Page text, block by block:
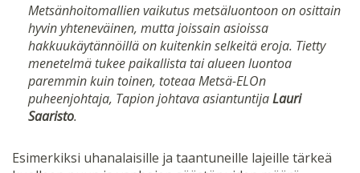
Metsänhoitomallien vaikutus metsäluontoon on osittain
hyvin yhteneväinen, mutta joissain asioissa
hakkuukäytännöillä on kuitenkin selkeitä eroja. Tietty
menetelmä tukee paikallista tai alueen luontoa
paremmin kuin toinen, toteaa Metsä-ELOn
puheenjohtaja, Tapion johtava asiantuntijaLauri
Saaristo.
Esimerkiksi uhanalaisille ja taantuneille lajeille tärkeä